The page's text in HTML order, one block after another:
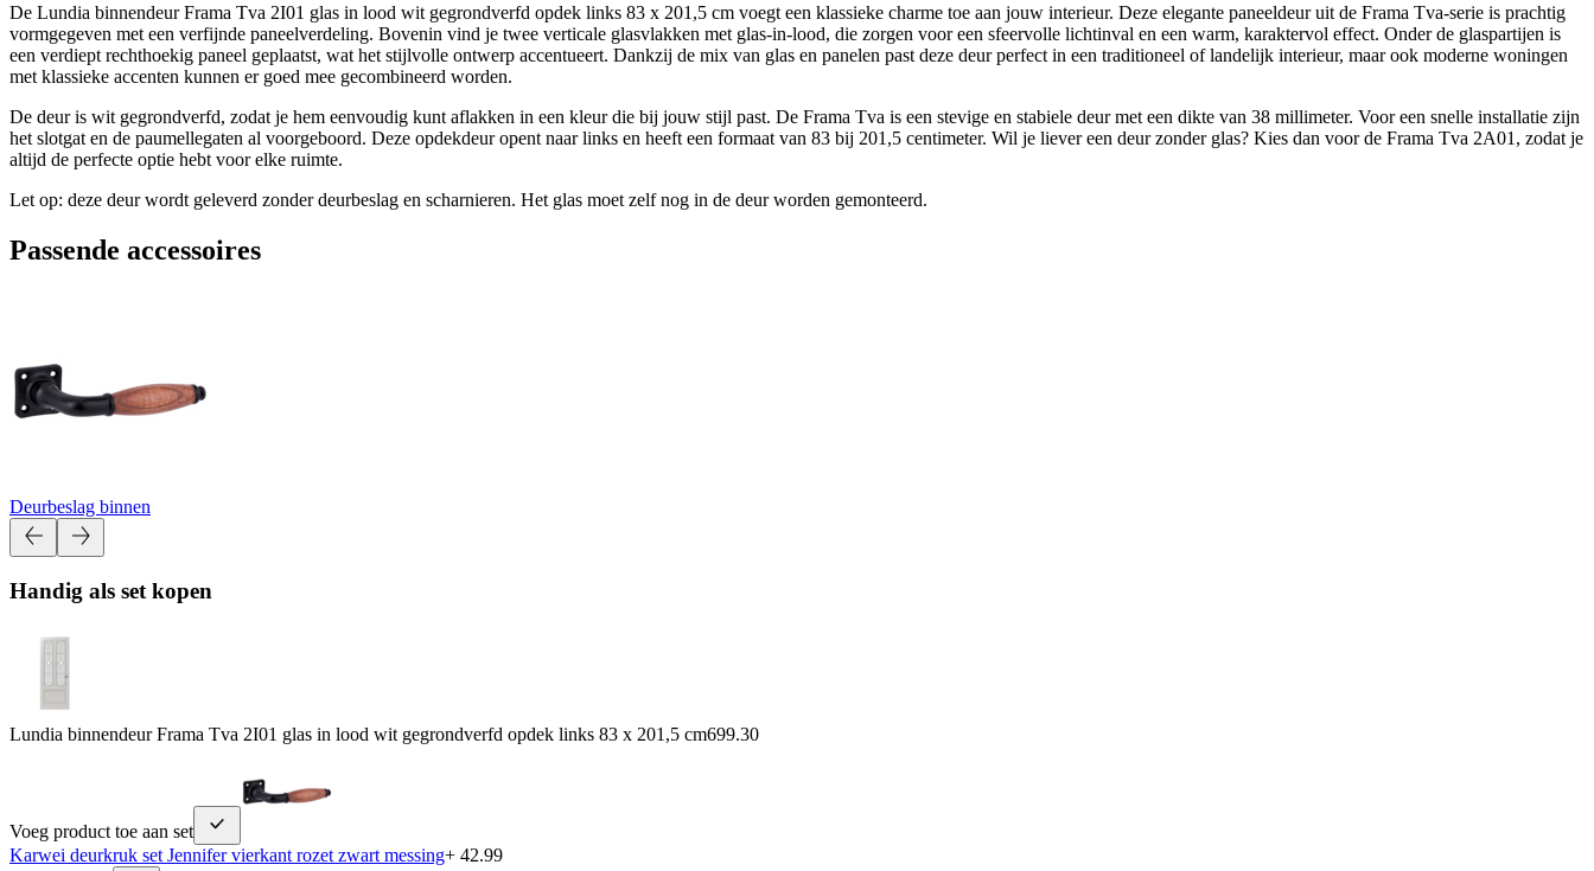
De Lundia binnendeur Frama Tva 2I01 glas in lood wit gegrondverfd opdek links 83 x 201,5 cm voegt een klassieke charme toe aan jouw interieur. Deze elegante paneeldeur uit de Frama Tva-serie is prachtig
vormgegeven met een verfijnde paneelverdeling. Bovenin vind je twee verticale glasvlakken met glas-in-lood, die zorgen voor een sfeervolle lichtinval en een warm, karaktervol effect. Onder de glaspartijen is
een verdiept rechthoekig paneel geplaatst, wat het stijlvolle ontwerp accentueert. Dankzij de mix van glas en panelen past deze deur perfect in een traditioneel of landelijk interieur, maar ook moderne woningen
met klassieke accenten kunnen er goed mee gecombineerd worden.
De deur is wit gegrondverfd, zodat je hem eenvoudig kunt aflakken in een kleur die bij jouw stijl past. De Frama Tva is een stevige en stabiele deur met een dikte van 38 millimeter. Voor een snelle installatie zijn
het slotgat en de paumellegaten al voorgeboord. Deze opdekdeur opent naar links en heeft een formaat van 83 bij 201,5 centimeter. Wil je liever een deur zonder glas? Kies dan voor de Frama Tva 2A01, zodat je
altijd de perfecte optie hebt voor elke ruimte.
Let op: deze deur wordt geleverd zonder deurbeslag en scharnieren. Het glas moet zelf nog in de deur worden gemonteerd.
Passende accessoires
Deurbeslag binnen
Handig als set kopen
Lundia binnendeur Frama Tva 2I01 glas in lood wit gegrondverfd opdek links 83 x 201,5 cm699.30
Voeg product toe aan set
Karwei deurkruk set Jennifer vierkant rozet zwart messing+ 42.99